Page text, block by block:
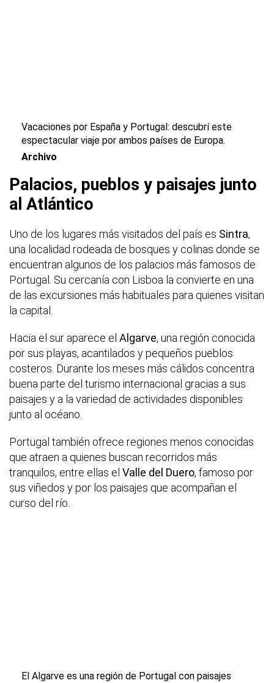
Vacaciones por España y Portugal: descubrí este
espectacular viaje por ambos países de Europa.
Archivo
Palacios, pueblos y paisajes junto
al Atlántico
Uno de los lugares más visitados del país es Sintra,
una localidad rodeada de bosques y colinas donde se
encuentran algunos de los palacios más famosos de
Portugal. Su cercanía con Lisboa la convierte en una
de las excursiones más habituales para quienes visitan
la capital.
Hacia el sur aparece el Algarve, una región conocida
por sus playas, acantilados y pequeños pueblos
costeros. Durante los meses más cálidos concentra
buena parte del turismo internacional gracias a sus
paisajes y a la variedad de actividades disponibles
junto al océano.
Portugal también ofrece regiones menos conocidas
que atraen a quienes buscan recorridos más
tranquilos, entre ellas el Valle del Duero, famoso por
sus viñedos y por los paisajes que acompañan el
curso del río.
El Algarve es una región de Portugal con paisajes